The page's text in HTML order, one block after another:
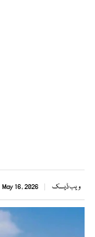
ویب ڈیسک May 16, 2026